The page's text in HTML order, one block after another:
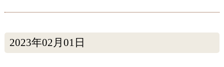
2023年02月01日